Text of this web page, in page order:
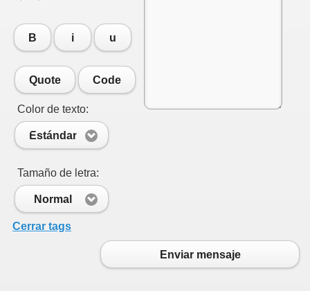
B i u
Quote Code
Color de texto:
Estándar
Tamaño de letra:
Normal
Cerrar tags
Enviar mensaje